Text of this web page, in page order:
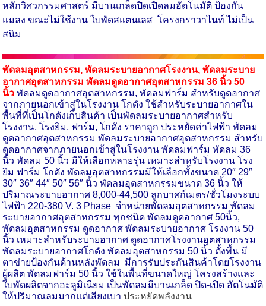
หลักวิศวกรรมศาสตร์ มีบานเกล็ดปิดเปิดลมอัตโนมัติ ป้องกัน
แมลง ขณะไม่ใช้งาน ใบพัดสแตนเลส โครงกราวาไนท์ ไม่เป็น
สนิม
พัดลมอุตสาหกรรม, พัดลมระบายอากาศโรงงาน, พัดลมระบาย
อากาศอุตสาหกรรม พัดลมดูดอากาศอุตสาหกรรม 36 นิ้ว 50
นิ้ว พัดลมดูดอากาศอุตสาหกรรม, พัดลมฟาร์ม สำหรับดูดอากาศ
จากภายนอกเข้าสู่ในโรงงาน โกดัง ใช้สำหรับระบายอากาศใน
พื้นที่ที่เป็นโกดังเก็บสินค้า เป็นพัดลมระบายอากาศสำหรับ
โรงงาน, โรงยิม, ฟาร์ม, โกดัง ราคาถูก ประหยัดค่าไฟฟ้า พัดลม
ดูดอากาศอุตสาหกรรม พัดลมระบายอากาศอุตสาหกรรม สำหรับ
ดูดอากาศจากภายนอกเข้าสู่ในโรงงาน พัดลมฟาร์ม พัดลม 36
นิ้ว พัดลม 50 นิ้ว มีให้เลือกหลายรุ่น เหมาะสำหรับโรงงาน โรง
ยิม ฟาร์ม โกดัง พัดลมอุตสาหกรรมมีให้เลือกทั้งขนาด 20″ 29″
30″ 36″ 44″ 50″ 56″ นิ้ว พัดลมอุตสาหกรรมขนาด 36 นิ้ว ให้
ปริมาณระบายอากาศ 8,000-44,500 ลูกบาศก์เมตร/ชั่วโมงระบบ
ไฟฟ้า 220-380 V. 3 Phase จำหน่ายพัดลมอุตสาหกรรม พัดลม
ระบายอากาศอุตสาหกรรม ทุกชนิด พัดลมดูดอากาศ 50นิ้ว,
พัดลมอุตสาหกรรม ดูดอากาศ พัดลมระบายอากาศ โรงงาน 50
นิ้ว เหมาะสำหรับระบายอากาศ ดูดอากาศโรงงานอุตสาหกรรม
พัดลมระบายอากาศโกดัง พัดลมอุตสาหกรรม 50 นิ้ว ตั้งพื้น มี
ตาข่ายป้องกันด้านหลังพัดลม มีการรับประกันสินค้าโดยโรงงาน
ผู้ผลิต พัดลมฟาร์ม 50 นิ้ว ใช้ในพื้นที่ขนาดใหญ่ โครงสร้างและ
ใบพัดผลิตจากอะลูมิเนียม เป็นพัดลมมีบานเกล็ด ปิด-เปิด อัตโนมัติ
ให้ปริมาณลมมากแต่เสียงเบา ประหยัดพลังงาน